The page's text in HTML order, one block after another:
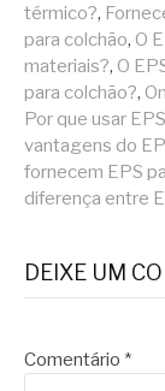
térmico?,
para colchão, O
materiais?, O
para colchão?,
Por que usar
vantagens do
fornecem EPS
diferença entre
DEIXE UM
Comentário *